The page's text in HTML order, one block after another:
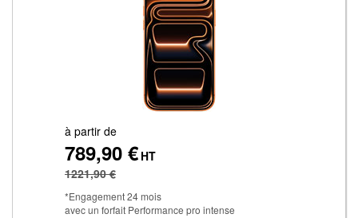
à partir de
789,90 € HT
1221,90 €
*Engagement 24 mois
avec un forfait Performance pro intense